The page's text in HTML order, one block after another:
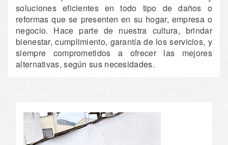
soluciones eficientes en todo tipo de daños o
reformas que se presenten en su hogar, empresa o
negocio. Hace parte de nuestra cultura, brindar
bienestar, cumplimiento, garantía de los servicios, y
siempre comprometidos a ofrecer las mejores
alternativas, según sus necesidades.